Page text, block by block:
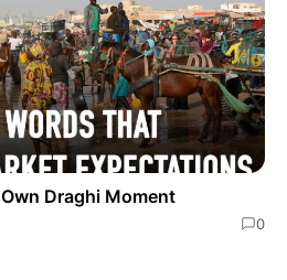
Draghi Moment
0